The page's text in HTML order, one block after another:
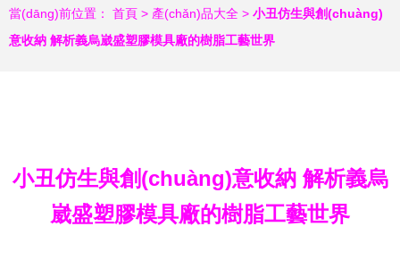
當(dāng)前位置： 首頁 > 產(chǎn)品大全 > 小丑仿生與創(chuàng)
意收納 解析義烏崴盛塑膠模具廠的樹脂工藝世界
小丑仿生與創(chuàng)意收納 解析義烏
崴盛塑膠模具廠的樹脂工藝世界